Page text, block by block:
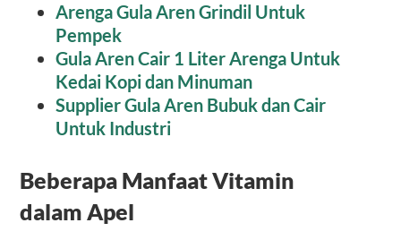
Arenga Gula Aren Grindil Untuk
Pempek
Gula Aren Cair 1 Liter Arenga Untuk
Kedai Kopi dan Minuman
Supplier Gula Aren Bubuk dan Cair
Untuk Industri
Beberapa Manfaat Vitamin
dalam Apel